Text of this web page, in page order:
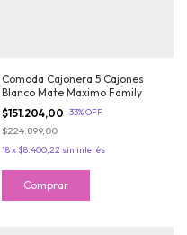
Comoda Cajonera 5 Cajones
Blanco Mate Maximo Family
$151.204,00 -33%OFF
$224.899,00
18x $8.400,22 sin interés